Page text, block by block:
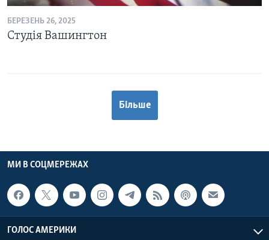
БЕРЕЗЕНЬ 26, 2025
Студія Вашингтон
Більше
МИ В СОЦМЕРЕЖАХ
ГОЛОС АМЕРИКИ